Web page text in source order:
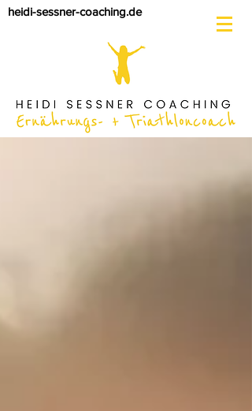
heidi-sessner-coaching.de